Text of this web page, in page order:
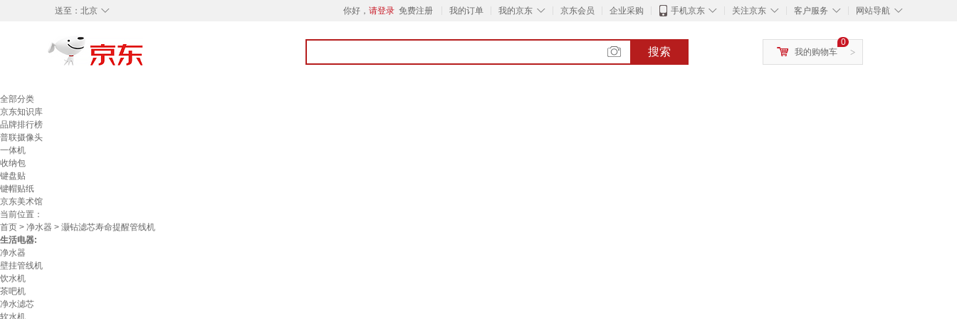
◇
送至： 北京 你好， 请登录 免费注册 我的订单 ◇
我的京东 京东会员 企业采购 ◇
手机京东 ◇
关注京东 ◇
客户服务 ◇
网站导航
搜索 >
0
我的购物车
全部分类
京东知识库
品牌排行榜
普联摄像头
一体机
收纳包
键盘贴
键帽贴纸
京东美术馆
当前位置：
首页 > 净水器 > 灏钻滤芯寿命提醒管线机
生活电器:
净水器
壁挂管线机
饮水机
茶吧机
净水滤芯
软水机